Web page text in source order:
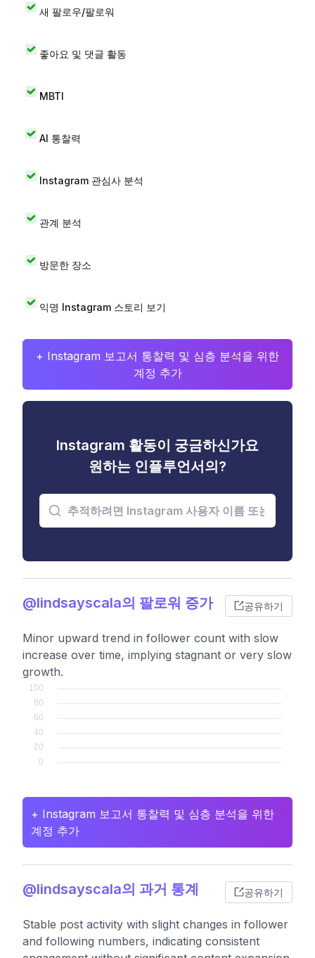
새 팔로우/팔로워
좋아요 및 댓글 활동
MBTI
AI 통찰력
Instagram 관심사 분석
관계 분석
방문한 장소
익명 Instagram 스토리 보기
+ Instagram 보고서 통찰력 및 심층 분석을 위한
계정 추가
Instagram 활동이 궁금하신가요
원하는 인플루언서의?
@lindsayscala의 팔로워 증가 공유하기
Minor upward trend in follower count with slow
increase over time, implying stagnant or very slow
growth.
+ Instagram 보고서 통찰력 및 심층 분석을 위한
계정 추가
@lindsayscala의 과거 통계 공유하기
Stable post activity with slight changes in follower
and following numbers, indicating consistent